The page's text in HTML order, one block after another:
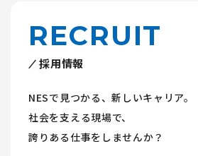
RECRUIT
採用情報
NESで見つかる、新しいキャリア。
社会を支える現場で、
誇りある仕事をしませんか？